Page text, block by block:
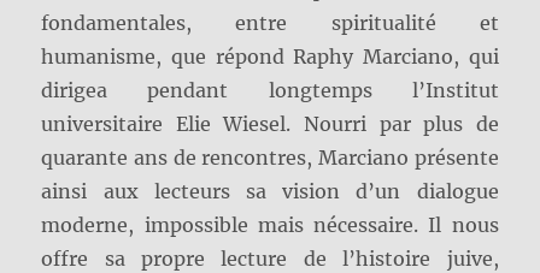
fondamentales, entre spiritualité et
humanisme, que répond Raphy Marciano, qui
dirigea pendant longtemps l’Institut
universitaire Elie Wiesel. Nourri par plus de
quarante ans de rencontres, Marciano présente
ainsi aux lecteurs sa vision d’un dialogue
moderne, impossible mais nécessaire. Il nous
offre sa propre lecture de l’histoire juive,